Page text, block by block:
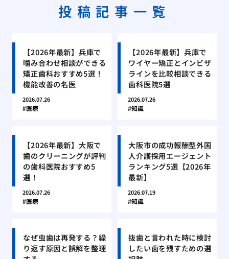
投稿記事一覧
【2026年最新】兵庫で
噛み合わせ相談ができる
矯正歯科おすすめ5選！
機能改善の名医
2026.07.26
医療
【2026年最新】兵庫で
ワイヤー矯正とインビザ
ラインを比較相談できる
歯科医院5選
2026.07.26
知識
【2026年最新】大阪で
歯のクリーニングが評判
の歯科医院おすすめ5
選！
2026.07.26
医療
大阪市の成功報酬型外国
人介護採用エージェント
ランキング5選【2026年
最新】
2026.07.19
知識
なぜ虫歯は再発する？繰
り返す原因と誤解を整理
抜歯と言われた時に検討
したい歯を残すための選